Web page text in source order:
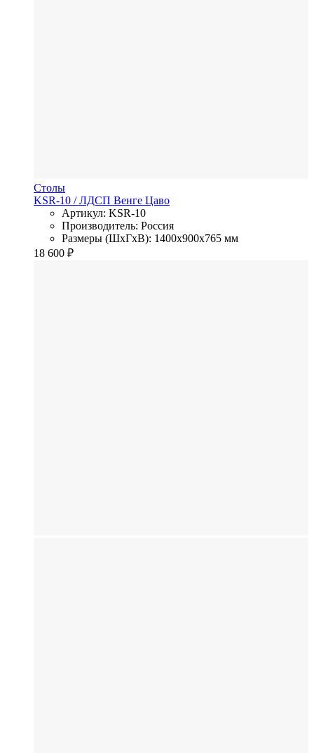
Столы
KSR-10 / ЛДСП Венге Цаво
Артикул: KSR-10
Производитель: Россия
Размеры (ШхГхВ): 1400x900x765 мм
18 600 ₽